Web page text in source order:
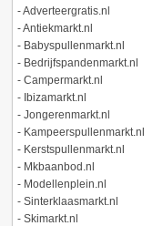
-Adverteergratis.nl
-Antiekmarkt.nl
- Babyspullenmarkt.nl
- Bedrijfspandenmarkt.nl
- Campermarkt.nl
- Ibizamarkt.nl
- Jongerenmarkt.nl
- Kampeerspullenmarkt.nl
- Kerstspullenmarkt.nl
- Mkbaanbod.nl
- Modellenplein.nl
- Sinterklaasmarkt.nl
- Skimarkt.nl